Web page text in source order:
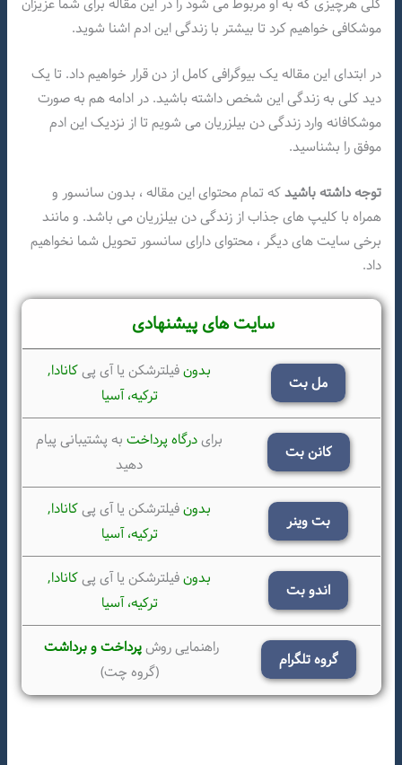
موشکافی خواهیم کرد تا بیشتر با زندگی این ادم اشنا شوید.
در ابتدای این مقاله یک بیوگرافی کامل از دن قرار خواهیم داد. تا یک
دید کلی به زندگی این شخص داشته باشید. در ادامه هم به صورت
موشکافانه وارد زندگی دن بیلزریان می شویم تا از نزدیک این ادم
موفق را بشناسید.
توجه داشته باشیدکه تمام محتوای این مقاله ، بدون سانسور و
همراه با کلیپ های جذاب از زندگی دن بیلزریان می باشد. و مانند
برخی سایت های دیگر ، محتوای دارای سانسور تحویل شما نخواهیم
داد.
سایت های پیشنهادی
مل بت
بدونفیلترشکن یا آی پیکانادا,
ترکیه، آسیا
کانن بت
برایدرگاه پرداختبه پشتیبانی پیام
دهید
بت وینر
بدونفیلترشکن یا آی پیکانادا,
ترکیه، آسیا
اندو بت
بدونفیلترشکن یا آی پیکانادا,
ترکیه، آسیا
گروه تلگرام
راهنمایی روشپرداخت و برداشت
(گروه چت)